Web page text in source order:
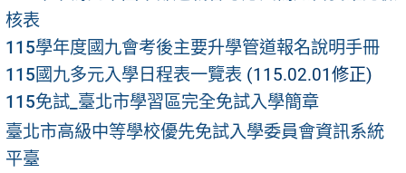
核表
115學年度國九會考後主要升學管道報名說明手冊
115國九多元入學日程表一覽表 (115.02.01修正)
115免試_臺北市學習區完全免試入學簡章
臺北市高級中等學校優先免試入學委員會資訊系統
平臺